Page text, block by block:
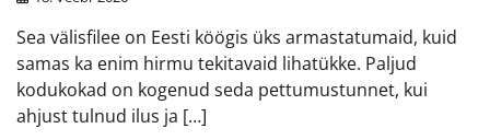
Sea välisfilee on Eesti köögis üks armastatumaid, kuid
samas ka enim hirmu tekitavaid lihatükke. Paljud
kodukokad on kogenud seda pettumustunnet, kui
ahjust tulnud ilus ja […]